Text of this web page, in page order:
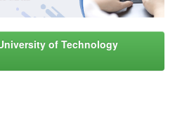
of Technology